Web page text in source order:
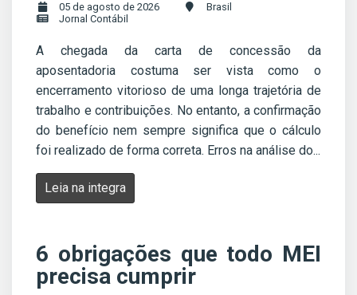
05 de agosto de 2026
Brasil
Jornal Contábil
A chegada da carta de concessão da
aposentadoria costuma ser vista como o
encerramento vitorioso de uma longa trajetória de
trabalho e contribuições. No entanto, a confirmação
do benefício nem sempre significa que o cálculo
foi realizado de forma correta. Erros na análise do...
Leia na integra
6 obrigações que todo MEI
precisa cumprir